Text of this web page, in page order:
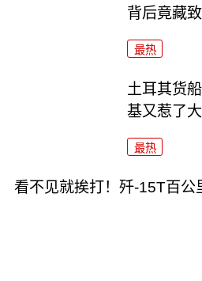
背后竟藏
最热
土耳其货
基又惹了
最热
看不见就挨打！歼-15T百公